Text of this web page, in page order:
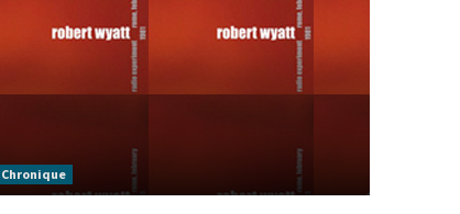
Chronique